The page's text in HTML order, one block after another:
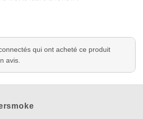
qui ont acheté ce produit
avis.